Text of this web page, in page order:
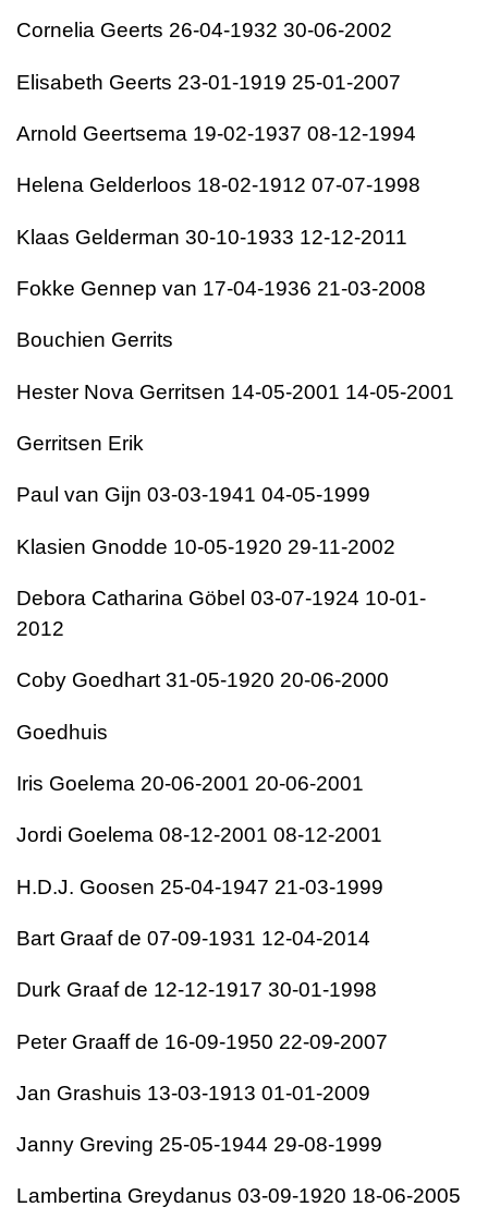
Cornelia Geerts 26-04-1932 30-06-2002
Elisabeth Geerts 23-01-1919 25-01-2007
Arnold Geertsema 19-02-1937 08-12-1994
Helena Gelderloos 18-02-1912 07-07-1998
Klaas Gelderman 30-10-1933 12-12-2011
Fokke Gennep van 17-04-1936 21-03-2008
Bouchien Gerrits
Hester Nova Gerritsen 14-05-2001 14-05-2001
Gerritsen Erik
Paul van Gijn 03-03-1941 04-05-1999
Klasien Gnodde 10-05-1920 29-11-2002
Debora Catharina Göbel 03-07-1924 10-01-
2012
Coby Goedhart 31-05-1920 20-06-2000
Goedhuis
Iris Goelema 20-06-2001 20-06-2001
Jordi Goelema 08-12-2001 08-12-2001
H.D.J. Goosen 25-04-1947 21-03-1999
Bart Graaf de 07-09-1931 12-04-2014
Durk Graaf de 12-12-1917 30-01-1998
Peter Graaff de 16-09-1950 22-09-2007
Jan Grashuis 13-03-1913 01-01-2009
Janny Greving 25-05-1944 29-08-1999
Lambertina Greydanus 03-09-1920 18-06-2005